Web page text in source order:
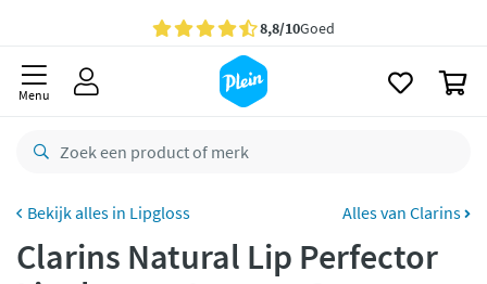
Gratisbezorging vanaf 35,- *
Bestelling uiterlijkzaterdag
retourneren
Betaal met Klarna
Menu
Lipgloss Alles van Clarins
Clarins Natural Lip Perfector